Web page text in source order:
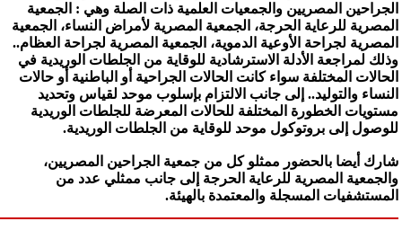
الجراحين المصريين والجمعيات العلمية ذات الصلة وهي : الجمعية
المصرية للرعاية الحرجة، الجمعية المصرية لأمراض النساء، الجمعية
المصرية لجراحة الأوعية الدموية، الجمعية المصرية لجراحة العظام..
وذلك لمراجعة الأدلة الاسترشادية للوقاية من الجلطات الوريدية في
الحالات المختلفة سواء كانت الحالات الجراحية أو الباطنية أو حالات
النساء والتوليد.. إلى جانب الالتزام بإسلوب موحد لقياس وتحديد
مستويات الخطورة المختلفة للحالات المعرضة للجلطات الوريدية
للوصول إلى بروتوكول موحد للوقاية من الجلطات الوريدية.
شارك أيضا بالحضور ممثلو كل من جمعية الجراحين المصريين،
والجمعية المصرية للرعاية الحرجة إلى جانب ممثلي عدد من
المستشفيات المسجلة والمعتمدة بالهيئة.